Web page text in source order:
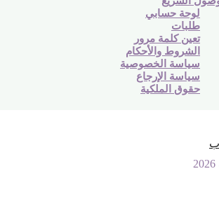
لوحة حسابي
طلبات
تعين كلمة مرور
الشروط والأحكام
سياسة الخصوصية
سياسة الإرجاع
حقوق الملكية